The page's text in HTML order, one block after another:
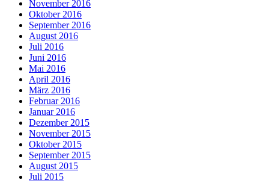
November 2016
Oktober 2016
September 2016
August 2016
Juli 2016
Juni 2016
Mai 2016
April 2016
März 2016
Februar 2016
Januar 2016
Dezember 2015
November 2015
Oktober 2015
September 2015
August 2015
Juli 2015